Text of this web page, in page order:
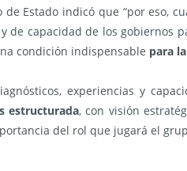
de Estado indicó que “por eso,
de capacidad de los gobiernos
condición indispensable para
experiencias y
estructurada, con visión
del rol que jugará el